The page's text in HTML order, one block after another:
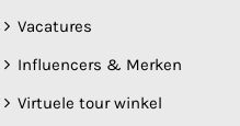
Vacatures
Influencers & Merken
Virtuele tour winkel